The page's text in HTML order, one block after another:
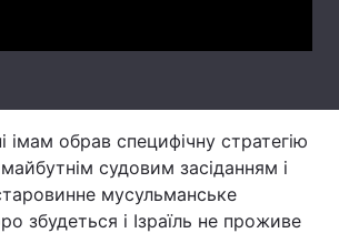
Думки
Вакансії
імам обрав специфічну стратегію
судовим засіданням і
мусульманське
збудеться і Ізраїль не проживе